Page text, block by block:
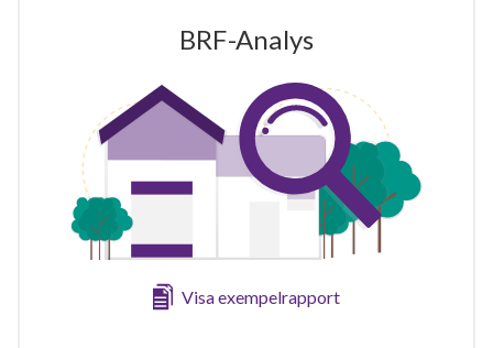
BRF-Analys
Visa exempelrapport